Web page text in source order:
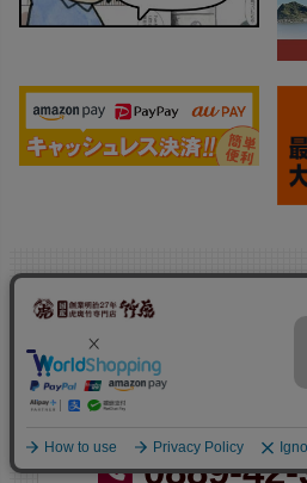
なんでもお気軽にお
さい。
電話注文の方法
0889-